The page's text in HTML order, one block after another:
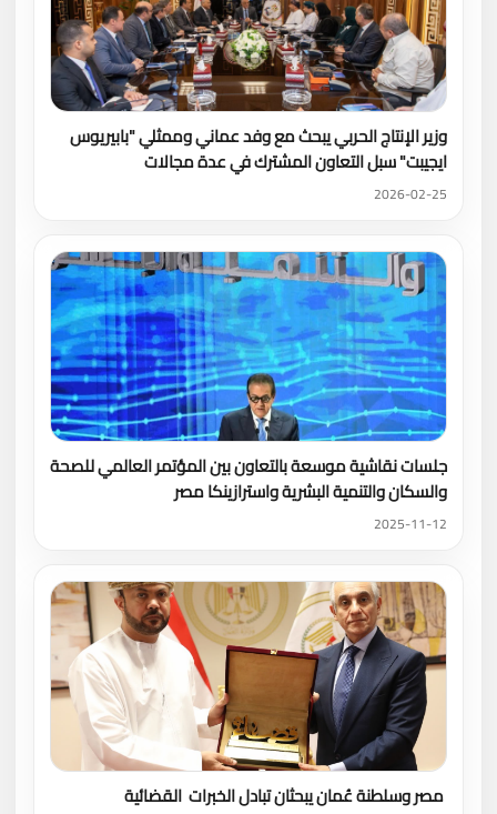
وزير الإنتاج الحربي يبحث مع وفد عماني وممثلي "بابيريوس
ايجيبت" سبل التعاون المشترك في عدة مجالات
2026-02-25
جلسات نقاشية موسعة بالتعاون بين المؤتمر العالمي للصحة
والسكان والتنمية البشرية واسترازينكا مصر
2025-11-12
مصر وسلطنة عُمان يبحثان تبادل الخبرات القضائية